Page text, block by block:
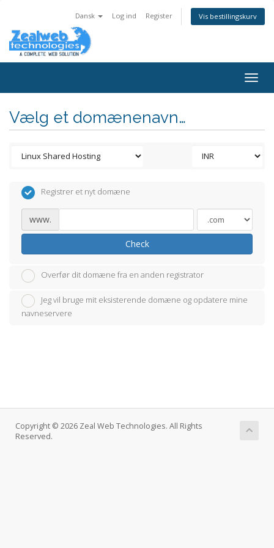
Dansk Log ind Register Vis bestillingskurv
Vælg et domænenavn…
Registrer et nyt domæne
www.
Check
Overfør dit domæne fra en anden registrator
Jeg vil bruge mit eksisterende domæne og opdatere mine
navneservere
Copyright © 2026 Zeal Web Technologies. All Rights
Reserved.